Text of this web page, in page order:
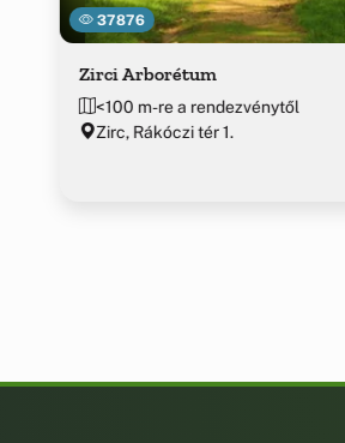
37876
Zirci Arborétum
<100 m-re a rendezvénytől
Zirc, Rákóczi tér 1.